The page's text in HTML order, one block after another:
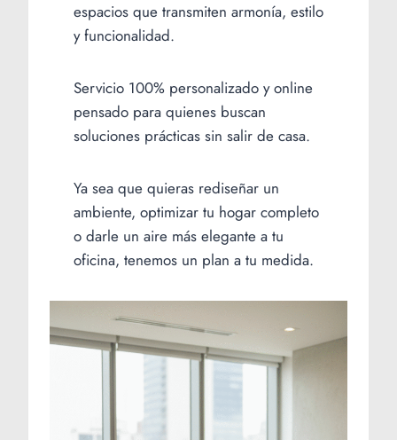
espacios que transmiten armonía, estilo
y funcionalidad.
Servicio 100% personalizado y online
pensado para quienes buscan
soluciones prácticas sin salir de casa.
Ya sea que quieras rediseñar un
ambiente, optimizar tu hogar completo
o darle un aire más elegante a tu
oficina, tenemos un plan a tu medida.